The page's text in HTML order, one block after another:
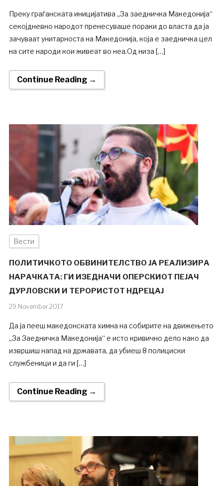
Преку граѓанската иницијатива „За заедничка Македонија“
секојдневно народот пренесуваше пораки до власта да ја
зачуваат унитарноста на Македонија, која е заедничка цел
на сите народи кои живеат во неа.Од низа […]
Continue Reading →
Вести
ПОЛИТИЧКОТО ОБВИНИТЕЛСТВО ЈА РЕАЛИЗИРА
НАРАЧКАТА: ГИ ИЗЕДНАЧИ ОПЕРСКИОТ ПЕЈАЧ
ДУРЛОВСКИ И ТЕРОРИСТОТ НДРЕЦАЈ
29.November.2017
Да ја пееш македонската химна на собирите на движењето
„За Заедничка Македонија“ е исто кривично дело како да
извршиш напад на државата, да убиеш 8 полициски
службеници и да ги […]
Continue Reading →